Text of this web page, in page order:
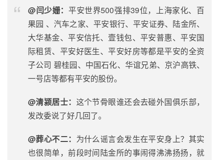
@闫少姗： 平安世界500强排39位，上海家化、百
果园 、 汽车之家、平安银行、平安证券、 陆金所、
大华基金、平安信托、壹钱包、平安普惠、平安国
际租赁、平安好医生、平安好房等都是平安的全资
子公司 碧桂园、中国石化、华谊兄弟、京沪高铁、
一号店等都有平安的股份。
@清颍居士： 这个节骨眼谁还会去碰外国俱乐部，
发改委说了好几回了。
@葬心不二： 为什么谣言会发生在平安身上？其实
也很简单，前段时间陆金所的事闹得沸沸扬扬，就